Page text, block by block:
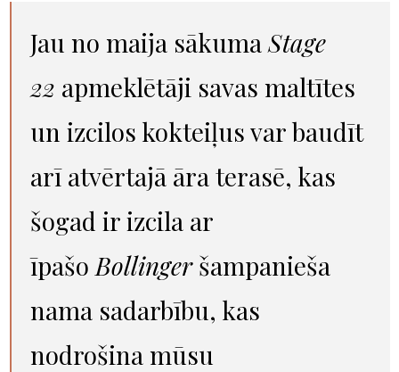
Jau no maija sākumaStage
22 apmeklētāji savas maltītes
un izcilos kokteiļus var baudīt
arī atvērtajā āra terasē, kas
šogad ir izcila ar
īpašo Bollingeršampanieša
nama sadarbību, kas
nodrošina mūsu